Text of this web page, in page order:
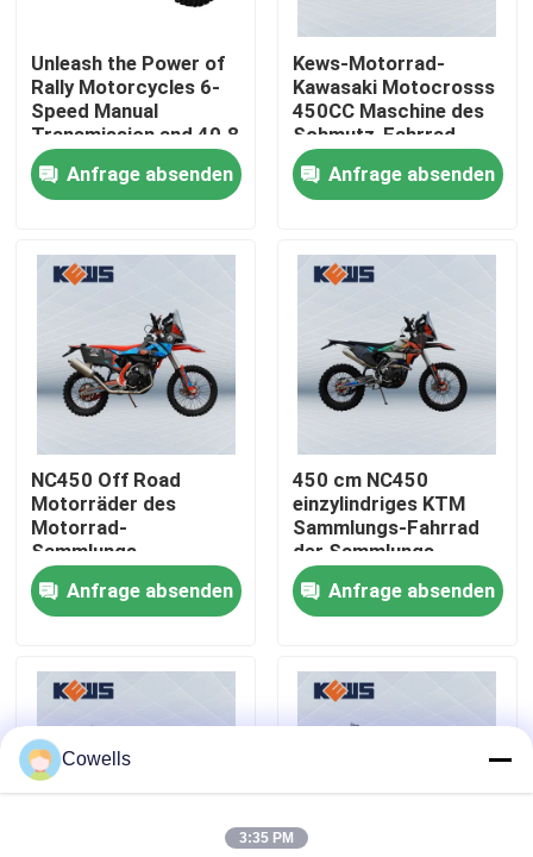
Haus
Fabrik-Ausflug
Qualitätskontrolle
Treten Sie mit uns in Verbindung
Bloggen
4 Anschlag Enduro-Motorräder
Zwei Anschlag Enduro-Motorräder
Sammlungs-Motorräder
Unleash the Power of
Rally Motorcycles 6-
Speed Manual
Transmission and 40.8
Max Power for the
Ultimate Riding
Experience
Anfrage absenden
Kews-Motorrad-
Kawasaki Motocrosss
450CC Maschine des
Schmutz-Fahrrad-
NC450 194mq
Anfrage absenden
NC450 Off Road
Motorräder des
Motorrad-
Sammlungs-
chinesische Schmutz-
Fahrrad-450cc
Enduro
Anfrage absenden
450 cm NC450
einzylindriges KTM
Sammlungs-Fahrrad
der Sammlungs-
Motorrad-
Anfrage absenden
Cowells
3:35 PM